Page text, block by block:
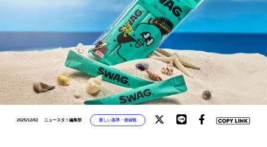
2025/12/02 ニュースタ！編集部 新しい基準・価値観